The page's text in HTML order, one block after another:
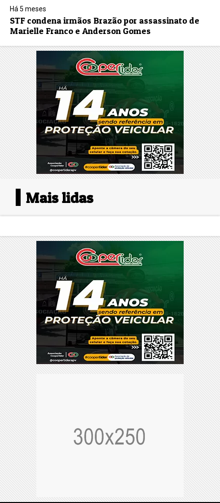
Há 5 meses
STF condena irmãos Brazão por assassinato de
Marielle Franco e Anderson Gomes
Mais lidas